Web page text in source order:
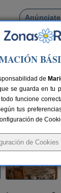
pueblo
Compartir:
de
se guarda en
funcione
tus
de